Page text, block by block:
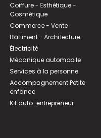
Coiffure - Esthétique -
Cosmétique
Commerce - Vente
Bâtiment - Architecture
Électricité
Mécanique automobile
Services à la personne
Accompagnement Petite
enfance
Kit auto-entrepreneur